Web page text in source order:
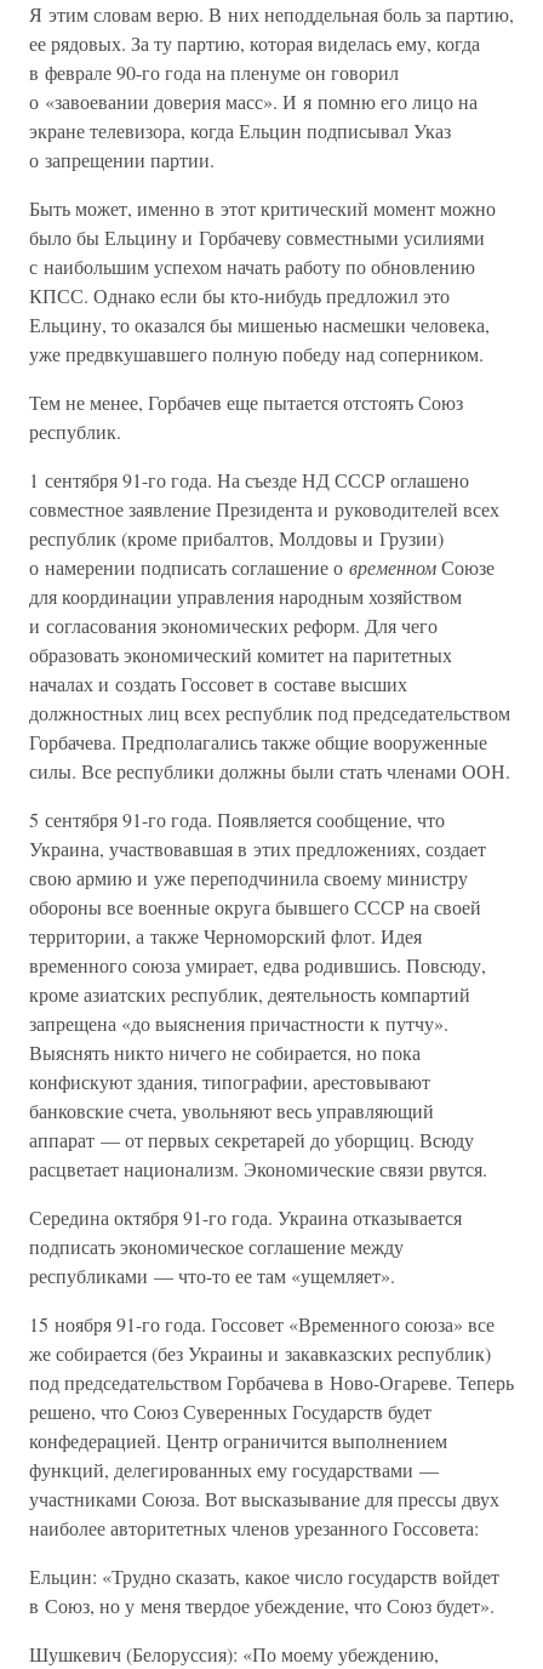
Я этим словам верю. В них неподдельная боль за партию,
ее рядовых. За ту партию, которая виделась ему, когда
в феврале 90-го года на пленуме он говорил
о «завоевании доверия масс». И я помню его лицо на
экране телевизора, когда Ельцин подписывал Указ
о запрещении партии.
Быть может, именно в этот критический момент можно
было бы Ельцину и Горбачеву совместными усилиями
с наибольшим успехом начать работу по обновлению
КПСС. Однако если бы кто-нибудь предложил это
Ельцину, то оказался бы мишенью насмешки человека,
уже предвкушавшего полную победу над соперником.
Тем не менее, Горбачев еще пытается отстоять Союз
республик.
1 сентября 91-го года. На съезде НД СССР оглашено
совместное заявление Президента и руководителей всех
республик (кроме прибалтов, Молдовы и Грузии)
о намерении подписать соглашение о временномСоюзе
для координации управления народным хозяйством
и согласования экономических реформ. Для чего
образовать экономический комитет на паритетных
началах и создать Госсовет в составе высших
должностных лиц всех республик под председательством
Горбачева. Предполагались также общие вооруженные
силы. Все республики должны были стать членами ООН.
5 сентября 91-го года. Появляется сообщение, что
Украина, участвовавшая в этих предложениях, создает
свою армию и уже переподчинила своему министру
обороны все военные округа бывшего СССР на своей
территории, а также Черноморский флот. Идея
временного союза умирает, едва родившись. Повсюду,
кроме азиатских республик, деятельность компартий
запрещена «до выяснения причастности к путчу».
Выяснять никто ничего не собирается, но пока
конфискуют здания, типографии, арестовывают
банковские счета, увольняют весь управляющий
аппарат — от первых секретарей до уборщиц. Всюду
расцветает национализм. Экономические связи рвутся.
Середина октября 91-го года. Украина отказывается
подписать экономическое соглашение между
республиками — что-то ее там «ущемляет».
15 ноября 91-го года. Госсовет «Временного союза» все
же собирается (без Украины и закавказских республик)
под председательством Горбачева в Ново-Огареве. Теперь
решено, что Союз Суверенных Государств будет
конфедерацией. Центр ограничится выполнением
функций, делегированных ему государствами —
участниками Союза. Вот высказывание для прессы двух
наиболее авторитетных членов урезанного Госсовета:
Ельцин: «Трудно сказать, какое число государств войдет
в Союз, но у меня твердое убеждение, что Союз будет».
Шушкевич (Белоруссия): «По моему убеждению,